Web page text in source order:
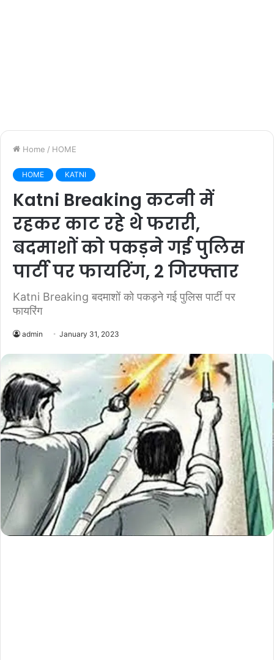
Home / HOME
HOME KATNI
Katni Breaking कटनी में
रहकर काट रहे थे फरारी,
बदमाशों को पकड़ने गई पुलिस
पार्टी पर फायरिंग, 2 गिरफ्तार
Katni Breaking बदमाशों को पकड़ने गई पुलिस पार्टी पर
फायरिंग
admin January 31, 2023